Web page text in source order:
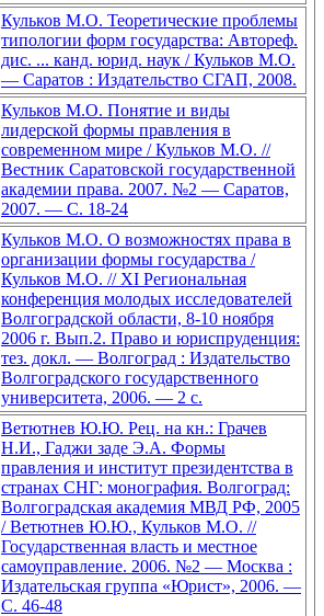
Кульков М.О. Теоретические проблемы
типологии форм государства: Автореф.
дис. ... канд. юрид. наук / Кульков М.О.
— Саратов : Издательство СГАП, 2008.
Кульков М.О. Понятие и виды
лидерской формы правления в
современном мире / Кульков М.О. //
Вестник Саратовской государственной
академии права. 2007. №2 — Саратов,
2007. — С. 18-24
Кульков М.О. О возможностях права в
организации формы государства /
Кульков М.О. // XI Региональная
конференция молодых исследователей
Волгоградской области, 8-10 ноября
2006 г. Вып.2. Право и юриспруденция:
тез. докл. — Волгоград : Издательство
Волгоградского государственного
университета, 2006. — 2 с.
Ветютнев Ю.Ю. Рец. на кн.: Грачев
Н.И., Гаджи заде Э.А. Формы
правления и институт президентства в
странах СНГ: монография. Волгоград:
Волгоградская академия МВД РФ, 2005
/ Ветютнев Ю.Ю., Кульков М.О. //
Государственная власть и местное
самоуправление. 2006. №2 — Москва :
Издательская группа «Юрист», 2006. —
С. 46-48